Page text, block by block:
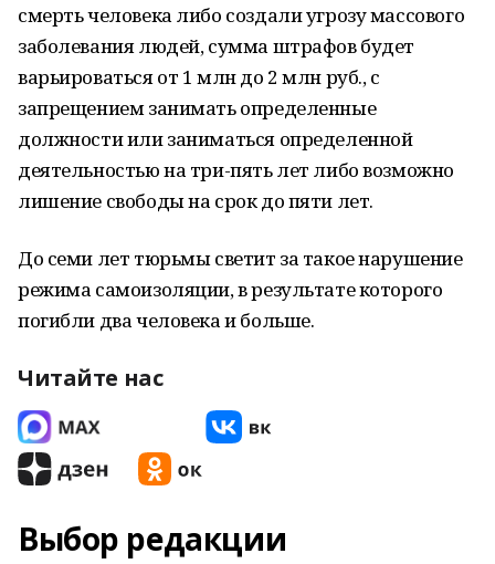
смерть человека либо создали угрозу массового
заболевания людей, сумма штрафов будет
варьироваться от 1 млн до 2 млн руб., с
запрещением занимать определенные
должности или заниматься определенной
деятельностью на три-пять лет либо возможно
лишение свободы на срок до пяти лет.
До семи лет тюрьмы светит за такое нарушение
режима самоизоляции, в результате которого
погибли два человека и больше.
Читайте нас
Выбор редакции